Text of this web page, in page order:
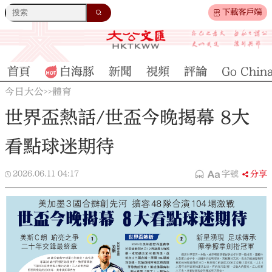
下載客戶端
首頁 白海豚 新聞 視頻 評論 Go
今日大公>>體育
世界盃熱話/世盃今晚揭幕 8大
看點球迷期待
2026.06.11 04:17 字號 分享